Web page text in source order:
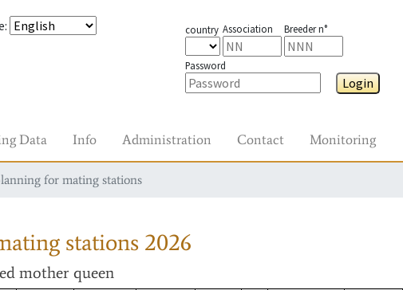
: country Association Breeder n°
Password
Login
Data Info Administration Contact Monitoring
for mating stations
stations 2026
mother queen